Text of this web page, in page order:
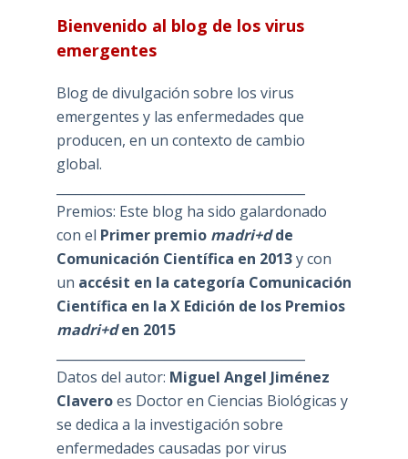
Bienvenido al blog de los virus
emergentes
Blog de divulgación sobre los virus
emergentes y las enfermedades que
producen, en un contexto de cambio
global.
Premios: Este blog ha sido galardonado
con el Primer premio madri+dde
Comunicación Científica en 2013y con
un accésit en la categoría Comunicación
Científica en la X Edición de los Premios
madri+den 2015
Datos del autor: Miguel Angel Jiménez
Claveroes Doctor en Ciencias Biológicas y
se dedica a la investigación sobre
enfermedades causadas por virus